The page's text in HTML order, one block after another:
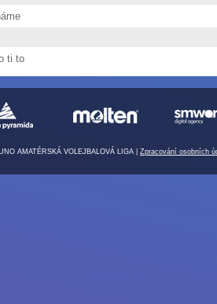
ti to
AMATÉRSKÁ VOLEJBALOVÁ LIGA | Zpracování osobních